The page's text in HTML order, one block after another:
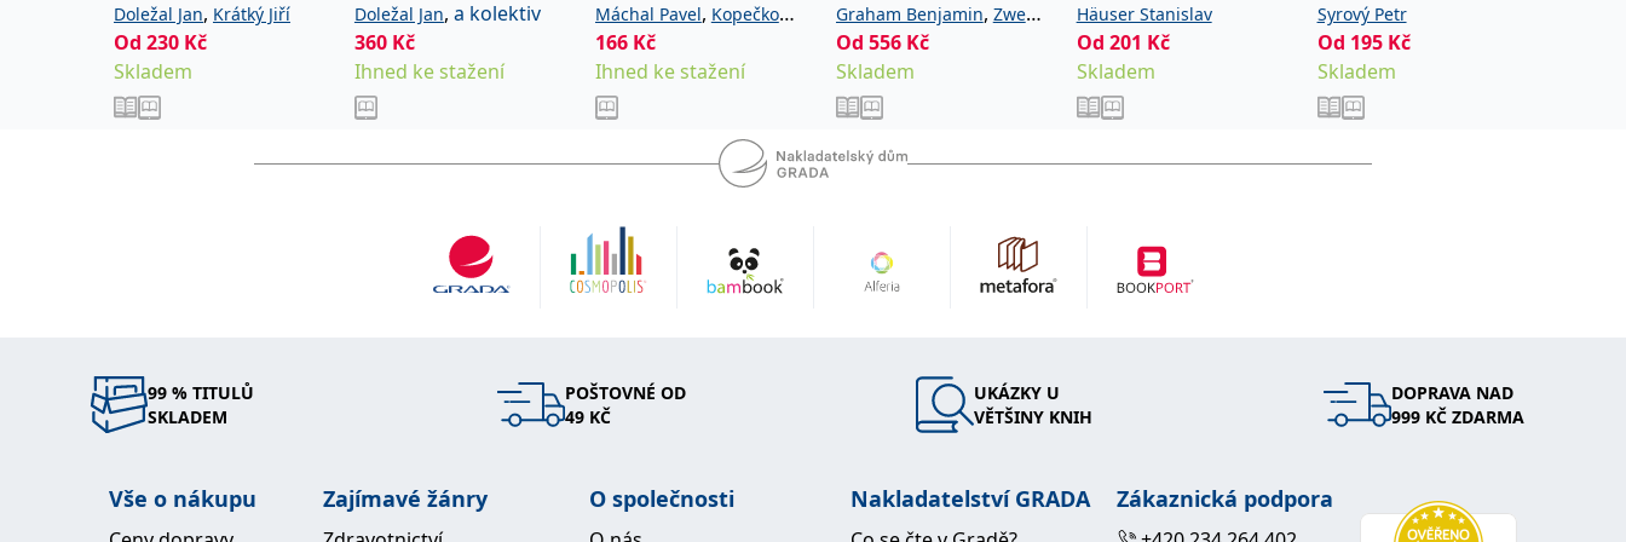
Doležal Jan, Krátký Jiří
Od 230 Kč
Skladem
Doležal Jan, a kolektiv
360 Kč
Ihned ke stažení
Máchal Pavel, Kopečková
Martina
Radmila
166 Kč
Ihned ke stažení
Graham Benjamin, Zweig
Jason
Od 556 Kč
Skladem
Häuser Stanislav
Od 201 Kč
Skladem
Syrový Petr
Od 195 Kč
Skladem
99 % TITULŮ
SKLADEM
POŠTOVNÉ OD
49 KČ
UKÁZKY U
VĚTŠINY KNIH
DOPRAVA NAD
999 KČ ZDARMA
Vše o nákupu Zajímavé žánry O společnosti Nakladatelství GRADA Zákaznická podpora